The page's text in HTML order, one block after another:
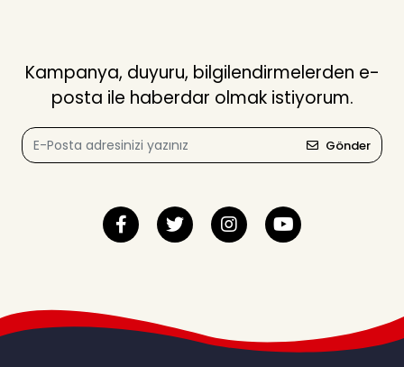
Kampanya, duyuru, bilgilendirmelerden e-
posta ile haberdar olmak istiyorum.
Gönder